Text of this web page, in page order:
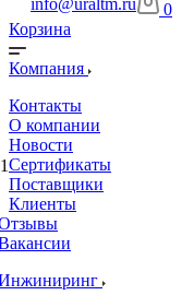
info@uraltm.ru
0
Корзина
Компания
Контакты
О компании
Новости
Сертификаты
Поставщики
Клиенты